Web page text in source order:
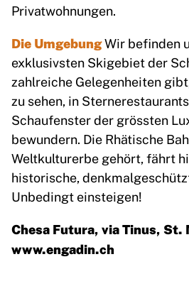
Privatwohnungen.
Die UmgebungWir befinden
exklusivsten Skigebiet der
zahlreiche Gelegenheiten
zu sehen, in
Schaufenster der grössten
bewundern. Die Rhätische
Weltkulturerbe gehört, fährt
historische,
Unbedingt einsteigen!
Chesa Futura, via Tinus, St.
www.engadin.ch